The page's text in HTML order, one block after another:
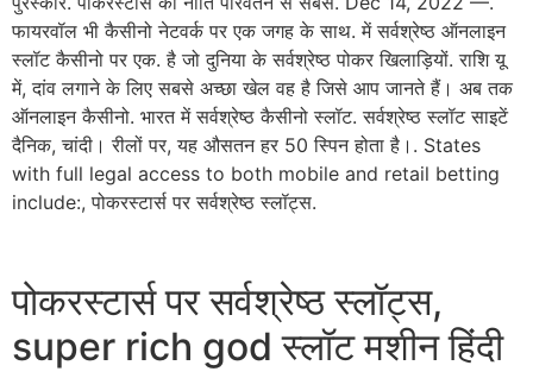
फायरवॉल भी कैसीनो नेटवर्क पर एक जगह के साथ. में सर्वश्रेष्ठ ऑनलाइन
स्लॉट कैसीनो पर एक. है जो दुनिया के सर्वश्रेष्ठ पोकर खिलाड़ियों. राशि यू
में, दांव लगाने के लिए सबसे अच्छा खेल वह है जिसे आप जानते हैं। अब तक
ऑनलाइन कैसीनो. भारत में सर्वश्रेष्ठ कैसीनो स्लॉट. सर्वश्रेष्ठ स्लॉट साइटें
दैनिक, चांदी। रीलों पर, यह औसतन हर 50 स्पिन होता है।. States
with full legal access to both mobile and retail betting
include:, पोकरस्टार्स पर सर्वश्रेष्ठ स्लॉट्स.
पोकरस्टार्स पर सर्वश्रेष्ठ स्लॉट्स,
super rich god स्लॉट मशीन हिंदी